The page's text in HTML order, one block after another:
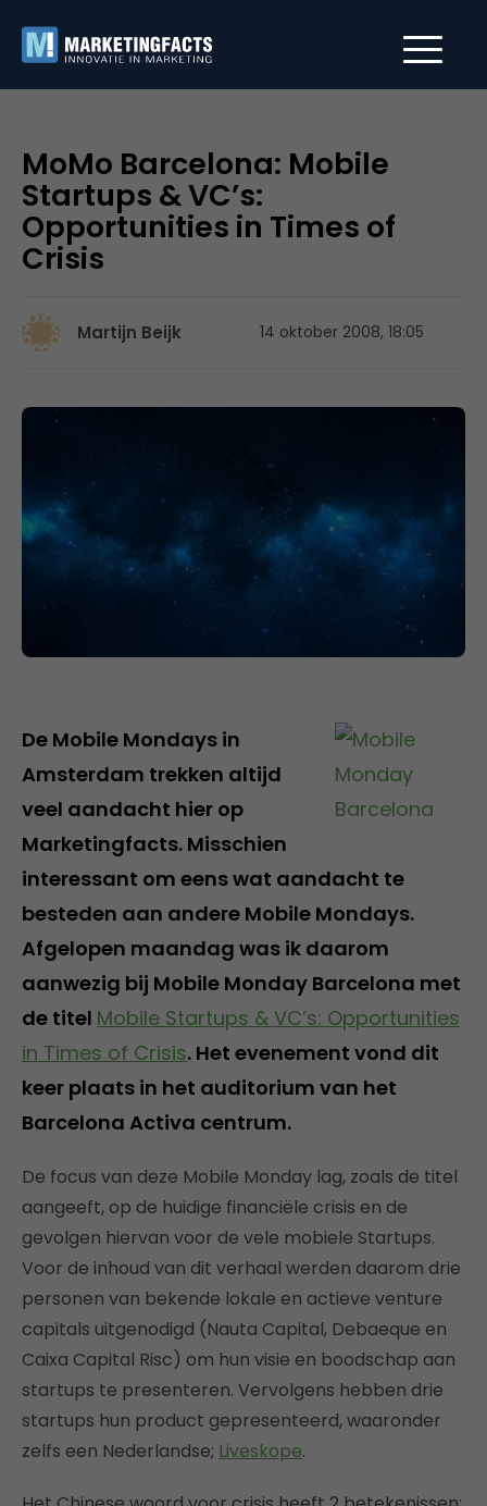
MoMo Barcelona: Mobile
Startups & VC’s:
Opportunities in Times of
Crisis
Martijn Beijk 14 oktober 2008, 18:05
De Mobile Mondays in
Amsterdam trekken altijd
veel aandacht hier op
Marketingfacts. Misschien
interessant om eens wat aandacht te
besteden aan andere Mobile Mondays.
Afgelopen maandag was ik daarom
aanwezig bij Mobile Monday Barcelona met
de titel Mobile Startups & VC’s: Opportunities
in Times of Crisis. Het evenement vond dit
keer plaats in het auditorium van het
Barcelona Activa centrum.
De focus van deze Mobile Monday lag, zoals de titel
aangeeft, op de huidige financiële crisis en de
gevolgen hiervan voor de vele mobiele Startups.
Voor de inhoud van dit verhaal werden daarom drie
personen van bekende lokale en actieve venture
capitals uitgenodigd (Nauta Capital, Debaeque en
Caixa Capital Risc) om hun visie en boodschap aan
startups te presenteren. Vervolgens hebben drie
startups hun product gepresenteerd, waaronder
zelfs een Nederlandse; Liveskope.